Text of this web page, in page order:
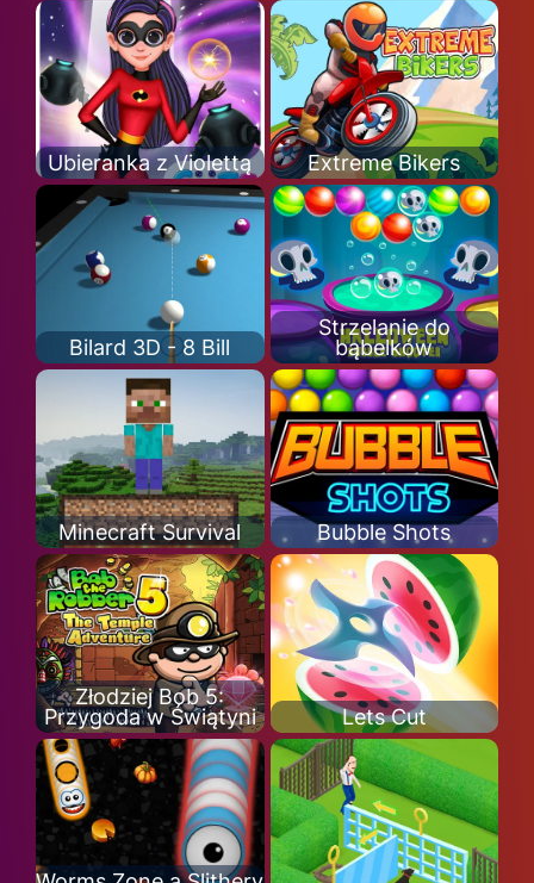
Ubieranka z Violettą Extreme Bikers
Bilard 3D - 8 Bill
Strzelanie do
bąbelków
Minecraft Survival Bubble Shots
Złodziej Bob 5:
Przygoda w Świątyni
Lets Cut